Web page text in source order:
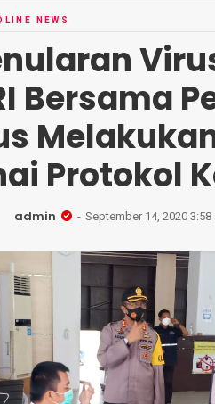
NEWS
Bersama
Protokol
admin September 14, 2020 3:58